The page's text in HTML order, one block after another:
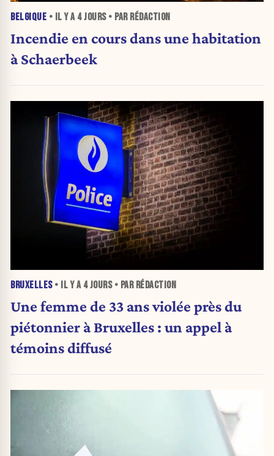
BELGIQUE • IL Y A 4 JOURS• PAR RÉDACTION
Incendie en cours dans une habitation
à Schaerbeek
BRUXELLES• IL Y A 4 JOURS• PAR RÉDACTION
Une femme de 33 ans violée près du
piétonnier à Bruxelles : un appel à
témoins diffusé